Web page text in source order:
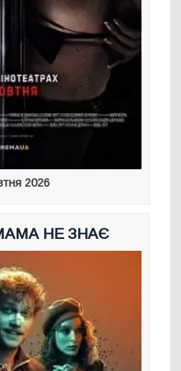
2026
НЕ ЗНАЄ